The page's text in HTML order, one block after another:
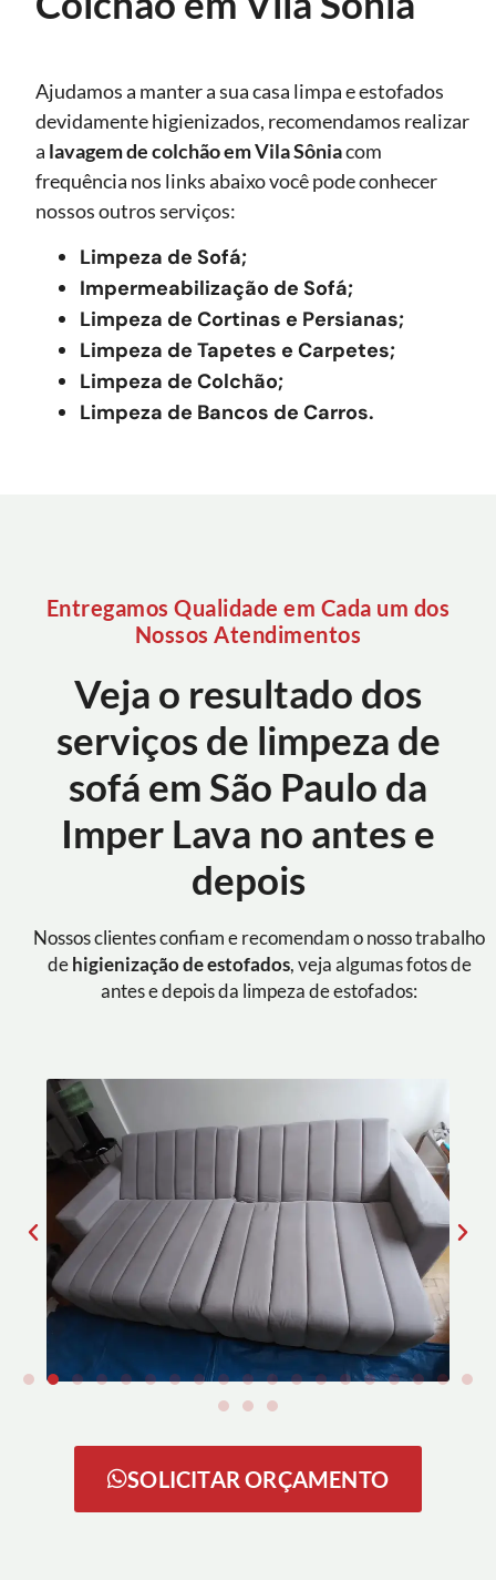
Ajudamos a manter a sua casa limpa e estofados
devidamente higienizados, recomendamos realizar
a lavagem de colchãoem Vila Sôniacom
frequência nos links abaixo você pode conhecer
nossos outros serviços:
Limpeza de Sofá;
Impermeabilização de Sofá;
Limpeza de Cortinas e Persianas;
Limpeza de Tapetes e Carpetes;
Limpeza de Colchão;
Limpeza de Bancos de Carros.
Entregamos Qualidade em Cada um dos
Nossos Atendimentos
Veja o resultado dos
serviços de limpeza de
sofá em São Paulo da
Imper Lava no antes e
depois
Nossos clientes confiam e recomendam o nosso trabalho
de higienização de estofados, veja algumas fotos de
antes e depois da limpeza de estofados:
SOLICITAR ORÇAMENTO